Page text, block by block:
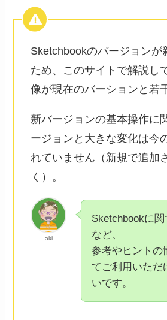
Sketchbookのバージョンが
ため、このサイトで解説し
像が現在のバーションと若
新バージョンの基本操作に
ージョンと大きな変化は今
れていません（新規で追加
く）。
aki
Sketchbookに
など、
参考やヒントの
てご利用いただ
いです。